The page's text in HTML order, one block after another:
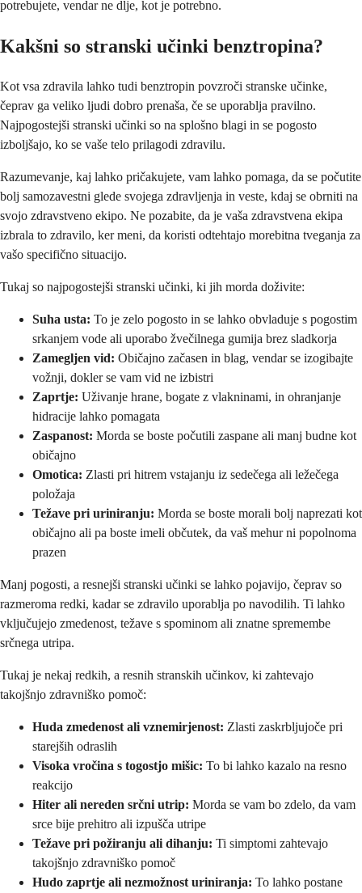
potrebujete, vendar ne dlje, kot je potrebno.
Kakšni so stranski učinki benztropina?
Kot vsa zdravila lahko tudi benztropin povzroči stranske učinke,
čeprav ga veliko ljudi dobro prenaša, če se uporablja pravilno.
Najpogostejši stranski učinki so na splošno blagi in se pogosto
izboljšajo, ko se vaše telo prilagodi zdravilu.
Razumevanje, kaj lahko pričakujete, vam lahko pomaga, da se počutite
bolj samozavestni glede svojega zdravljenja in veste, kdaj se obrniti na
svojo zdravstveno ekipo. Ne pozabite, da je vaša zdravstvena ekipa
izbrala to zdravilo, ker meni, da koristi odtehtajo morebitna tveganja za
vašo specifično situacijo.
Tukaj so najpogostejši stranski učinki, ki jih morda doživite:
Suha usta: To je zelo pogosto in se lahko obvladuje s pogostim
srkanjem vode ali uporabo žvečilnega gumija brez sladkorja
Zamegljen vid: Običajno začasen in blag, vendar se izogibajte
vožnji, dokler se vam vid ne izbistri
Zaprtje: Uživanje hrane, bogate z vlakninami, in ohranjanje
hidracije lahko pomagata
Zaspanost: Morda se boste počutili zaspane ali manj budne kot
običajno
Omotica: Zlasti pri hitrem vstajanju iz sedečega ali ležečega
položaja
Težave pri uriniranju: Morda se boste morali bolj naprezati kot
običajno ali pa boste imeli občutek, da vaš mehur ni popolnoma
prazen
Manj pogosti, a resnejši stranski učinki se lahko pojavijo, čeprav so
razmeroma redki, kadar se zdravilo uporablja po navodilih. Ti lahko
vključujejo zmedenost, težave s spominom ali znatne spremembe
srčnega utripa.
Tukaj je nekaj redkih, a resnih stranskih učinkov, ki zahtevajo
takojšnjo zdravniško pomoč:
Huda zmedenost ali vznemirjenost: Zlasti zaskrbljujoče pri
starejših odraslih
Visoka vročina s togostjo mišic: To bi lahko kazalo na resno
reakcijo
Hiter ali nereden srčni utrip: Morda se vam bo zdelo, da vam
srce bije prehitro ali izpušča utripe
Težave pri požiranju ali dihanju: Ti simptomi zahtevajo
takojšnjo zdravniško pomoč
Hudo zaprtje ali nezmožnost uriniranja: To lahko postane